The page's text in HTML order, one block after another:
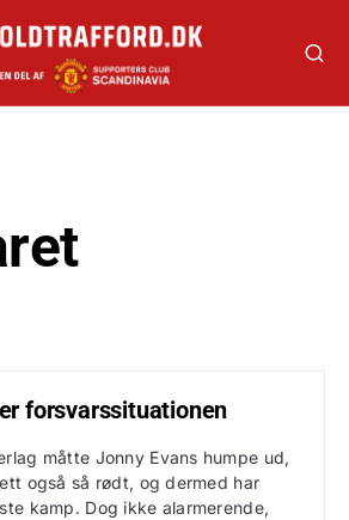
forsvarssituationen
måtte Jonny Evans humpe ud,
også så rødt, og dermed har
kamp. Dog ikke alarmerende,